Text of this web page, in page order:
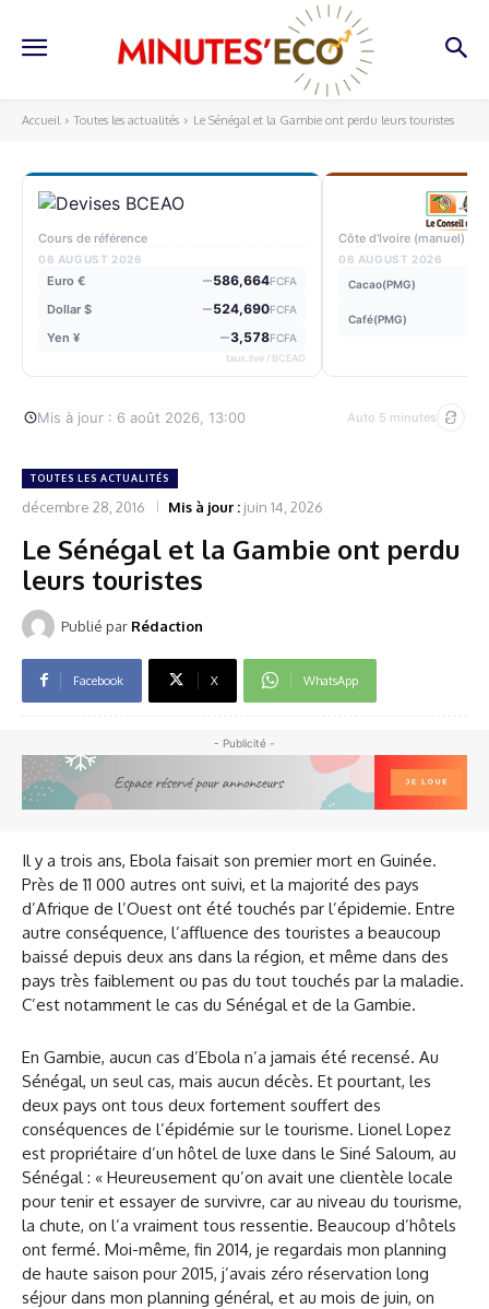
Accueil Toutes les actualités Le Sénégal et la Gambie ont perdu leurs touristes
Cours de référence
06 AUGUST 2026
Euro € 586,664FCFA
Dollar $ 524,690FCFA
Yen ¥ 3,578FCFA
taux.live / BCEAO
Côte d'Ivoire (manuel)
06 AUGUST 2026
Cacao(PMG)
Café(PMG)
Mis à jour : 6 août 2026, 13:00 Auto 5 minutes
TOUTES LES ACTUALITÉS
décembre 28, 2016 Mis à jour : juin 14, 2026
Le Sénégal et la Gambie ont perdu
leurs touristes
Publié par Rédaction
Facebook X WhatsApp
- Publicité -
Il y a trois ans, Ebola faisait son premier mort en Guinée.
Près de 11 000 autres ont suivi, et la majorité des pays
d’Afrique de l’Ouest ont été touchés par l’épidemie. Entre
autre conséquence, l’affluence des touristes a beaucoup
baissé depuis deux ans dans la région, et même dans des
pays très faiblement ou pas du tout touchés par la maladie.
C’est notamment le cas du Sénégal et de la Gambie.
En Gambie, aucun cas d’Ebola n’a jamais été recensé. Au
Sénégal, un seul cas, mais aucun décès. Et pourtant, les
deux pays ont tous deux fortement souffert des
conséquences de l’épidémie sur le tourisme. Lionel Lopez
est propriétaire d’un hôtel de luxe dans le Siné Saloum, au
Sénégal : « Heureusement qu’on avait une clientèle locale
pour tenir et essayer de survivre, car au niveau du tourisme,
la chute, on l’a vraiment tous ressentie. Beaucoup d’hôtels
ont fermé. Moi-même, fin 2014, je regardais mon planning
de haute saison pour 2015, j’avais zéro réservation long
séjour dans mon planning général, et au mois de juin, on